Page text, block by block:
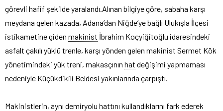
görevli hafif şekilde yaralandı. Alınan bilgiye göre, sabaha karşı
meydana gelen kazada, Adana’dan Niğde’ye bağlı Ulukışla İlçesi
istikametine giden makinist İbrahim Koçyiğitoğlu idaresindeki
asfalt çakılı yüklü trenle, karşı yönden gelen makinist Sermet Kök
yönetimindeki yük treni, makasçının hat değişimi yapmaması
nedeniyle Küçükdikili Beldesi yakınlarında çarpıştı.
Makinistlerin, aynı demiryolu hattını kullandıklarını fark ederek